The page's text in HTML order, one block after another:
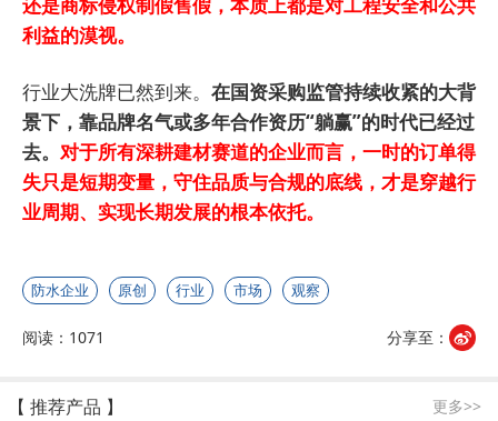
还是商标侵权制假售假，本质上都是对工程安全和公共
利益的漠视。
行业大洗牌已然到来。 在国资采购监管持续收紧的大背
景下，靠品牌名气或多年合作资历“躺赢”的时代已经过
去。 对于所有深耕建材赛道的企业而言，一时的订单得
失只是短期变量，守住品质与合规的底线，才是穿越行
业周期、实现长期发展的根本依托。
防水企业 原创 行业 市场 观察
阅读：1071 分享至：
【 推荐产品 】 更多>>